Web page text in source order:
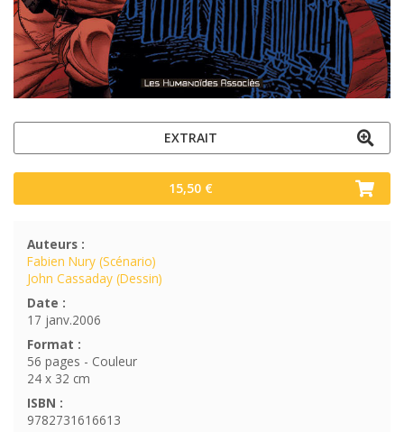
EXTRAIT
15,50 €
Auteurs :
Fabien Nury (Scénario)
John Cassaday (Dessin)
Date :
17 janv.2006
Format :
56 pages - Couleur
24 x 32 cm
ISBN :
9782731616613